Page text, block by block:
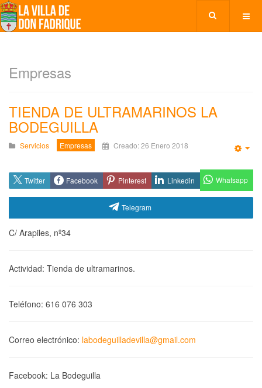
Empresas
TIENDA DE ULTRAMARINOS LA
BODEGUILLA
Servicios Empresas Creado: 26 Enero 2018
Twitter Facebook Pinterest Linkedin Whatsapp
Telegram
C/ Arapiles, nº34
Actividad: Tienda de ultramarinos.
Teléfono: 616 076 303
Correo electrónico: labodeguilladevilla@gmail.com
Facebook: La Bodeguilla